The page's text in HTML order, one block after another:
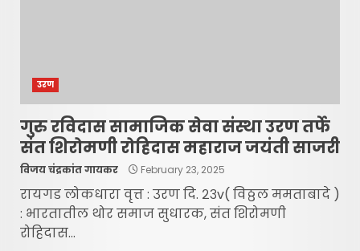
उरण
गुरु रविदास सामाजिक सेवा संस्था उरण तर्फे
संत शिरोमणी रोहिदास महाराज जयंती साजरी
विजय चंद्रकांत गायकर February 23, 2025
रायगड लोकधारा वृत्त : उरण दि. २३v( विठ्ठल ममताबादे )
: भारतातील थोर समाज सुधारक, संत शिरोमणी
रोहिदास...